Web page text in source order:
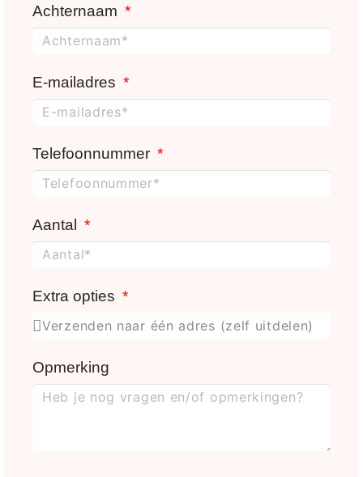
Achternaam
E-mailadres
Telefoonnummer
Aantal
Extra opties
Opmerking